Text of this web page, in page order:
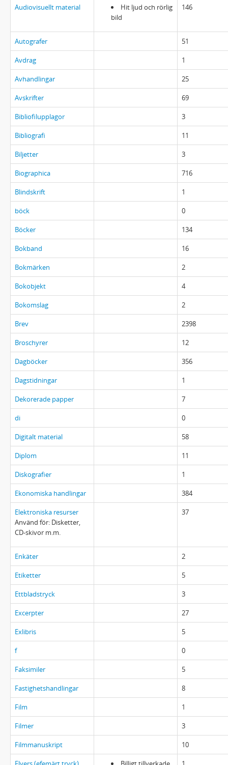
Audiovisuellt material
Hit ljud och rörlig
bild
146
Autografer 51
Avdrag 1
Avhandlingar 25
Avskrifter 69
Bibliofilupplagor 3
Bibliografi 11
Biljetter 3
Biographica 716
Blindskrift 1
böck 0
Böcker 134
Bokband 16
Bokmärken 2
Bokobjekt 4
Bokomslag 2
Brev 2398
Broschyrer 12
Dagböcker 356
Dagstidningar 1
Dekorerade papper 7
di 0
Digitalt material 58
Diplom 11
Diskografier 1
Ekonomiska handlingar 384
Elektroniska resurser
Använd för: Disketter,
CD-skivor m.m.
37
Enkäter 2
Etiketter 5
Ettbladstryck 3
Excerpter 27
Exlibris 5
f 0
Faksimiler 5
Fastighetshandlingar 8
Film 1
Filmer 3
Filmmanuskript 10